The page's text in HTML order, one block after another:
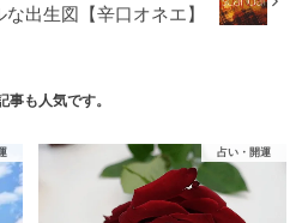
出生図【辛口オネエ】
事も人気です。
占い・開運